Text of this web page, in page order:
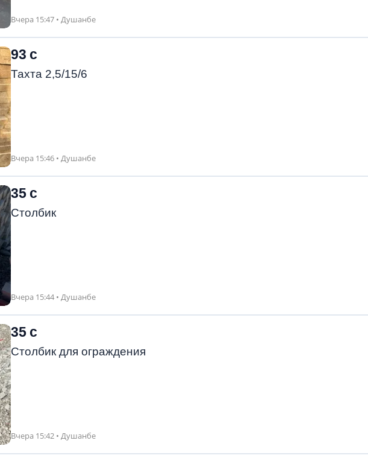
Вчера 15:47 • Душанбе
93 с
Тахта 2,5/15/6
Вчера 15:46 • Душанбе
35 с
Столбик
Вчера 15:44 • Душанбе
35 с
Столбик для ограждения
Вчера 15:42 • Душанбе